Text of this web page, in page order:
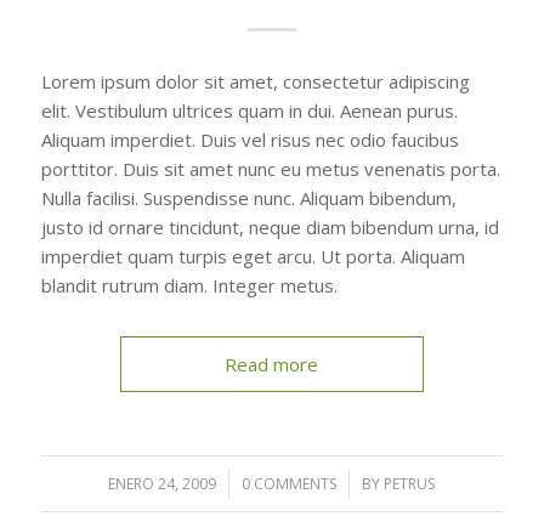
Lorem ipsum dolor sit amet, consectetur adipiscing
elit. Vestibulum ultrices quam in dui. Aenean purus.
Aliquam imperdiet. Duis vel risus nec odio faucibus
porttitor. Duis sit amet nunc eu metus venenatis porta.
Nulla facilisi. Suspendisse nunc. Aliquam bibendum,
justo id ornare tincidunt, neque diam bibendum urna, id
imperdiet quam turpis eget arcu. Ut porta. Aliquam
blandit rutrum diam. Integer metus.
Read more
ENERO 24, 2009
/ 0 COMMENTS
/ BY PETRUS